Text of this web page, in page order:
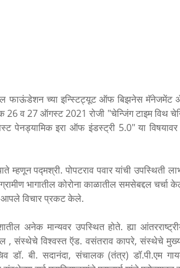
फाऊंडेशन च्या इन्स्टिट्यूट ऑफ बिझनेस
26 व 27 ऑगस्ट 2021 रोजी "चेन्जिंग टाइम विथ
पेनड्यामिक इरा ऑफ इंडस्ट्री 5.0" या
म्हणून पद्मश्री. पोपटराव पवार यांची उपस्थिती
भागातील कोरोना काळातील समसेबद्दल
आपले विचार प्रकट केले.
अनेक मान्यवर उपस्थित होते. ह्या
, संस्थेचे विश्वस्त ऍड. वसंतराव कापरे, संस्थेचे
डॉ. बी. सदानंदा, संचालक (तंत्र) डॉ.पी.एम